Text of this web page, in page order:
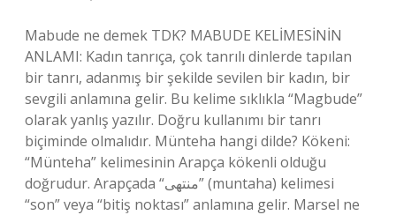
Mabude ne demek TDK? MABUDE KELİMESİNİN
ANLAMI: Kadın tanrıça, çok tanrılı dinlerde tapılan
bir tanrı, adanmış bir şekilde sevilen bir kadın, bir
sevgili anlamına gelir. Bu kelime sıklıkla “Magbude”
olarak yanlış yazılır. Doğru kullanımı bir tanrı
biçiminde olmalıdır. Münteha hangi dilde? Kökeni:
“Münteha” kelimesinin Arapça kökenli olduğu
doğrudur. Arapçada “منتهى” (muntaha) kelimesi
“son” veya “bitiş noktası” anlamına gelir. Marsel ne